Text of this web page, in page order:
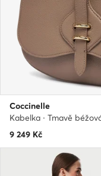
Coccinelle
Kabelka · Tmavě
9 249 Kč